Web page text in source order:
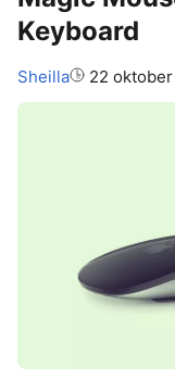
Keyboard
Auteur:
Sheilla 22